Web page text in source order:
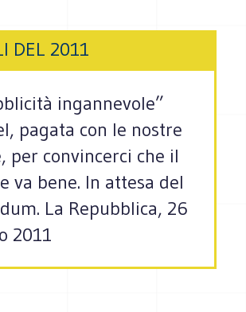
DEL 2011
ingannevole”
pagata con le nostre
per convincerci che il
va bene. In attesa del
La Repubblica, 26
2011